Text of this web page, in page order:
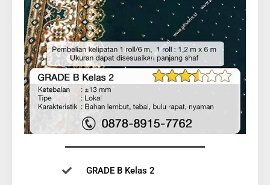
GRADE B Kelas 2